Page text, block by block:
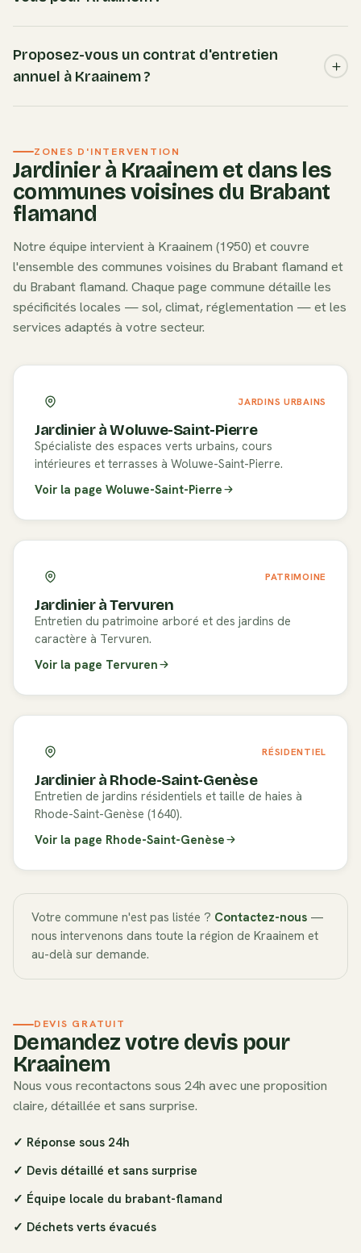
limoneux et au microclimat de Kraainem : charme, hêtre
vert, troène, if. Ces essences sont robustes, peu
Proposez-vous un contrat d'entretien
annuel à Kraainem ?
désherbage, nettoyage saisonnier), un tarif préférentiel et
la même équipe à chaque visite. Idéal pour les jardins
résidentiels du Brabant flamand qui nécessitent un suivi
régulier.
ZONES D'INTERVENTION
Jardinier à Kraainem et dans les
communes voisines du Brabant
flamand
Notre équipe intervient à Kraainem (1950) et couvre
l'ensemble des communes voisines du Brabant flamand et
du Brabant flamand. Chaque page commune détaille les
spécificités locales — sol, climat, réglementation — et les
services adaptés à votre secteur.
JARDINS URBAINS
Jardinier àWoluwe-Saint-Pierre
Spécialiste des espaces verts urbains, cours
intérieures et terrasses à Woluwe-Saint-Pierre.
Voir la page Woluwe-Saint-Pierre
PATRIMOINE
Jardinier àTervuren
Entretien du patrimoine arboré et des jardins de
caractère à Tervuren.
Voir la page Tervuren
RÉSIDENTIEL
Jardinier à Rhode-Saint-Genèse
Entretien de jardins résidentiels et taille de haies à
Rhode-Saint-Genèse (1640).
Voir la page Rhode-Saint-Genèse
Votre commune n'est pas listée ? Contactez-nous —
nous intervenons dans toute la région de Kraainem et
au-delà sur demande.
DEVIS GRATUIT
Demandez votre devis pour
Kraainem
Nous vous recontactons sous 24h avec une proposition
claire, détaillée et sans surprise.
✓ Réponse sous 24h
✓ Devis détaillé et sans surprise
✓ Équipe locale du brabant-flamand
✓ Déchets verts évacués